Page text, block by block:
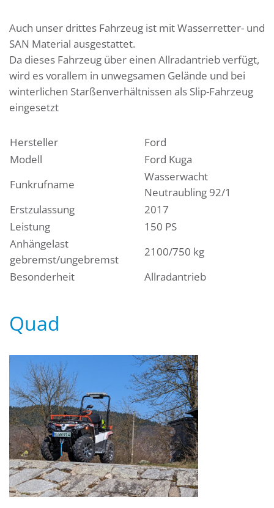
Auch unser drittes Fahrzeug ist mit Wasserretter- und
SAN Material ausgestattet.
Da dieses Fahrzeug über einen Allradantrieb verfügt,
wird es vorallem in unwegsamen Gelände und bei
winterlichen Starßenverhältnissen als Slip-Fahrzeug
eingesetzt
Hersteller
Ford
Modell
Ford Kuga
Funkrufname
Wasserwacht
Neutraubling 92/1
Erstzulassung
2017
Leistung
150 PS
Anhängelast
gebremst/ungebremst
2100/750 kg
Besonderheit
Allradantrieb
Quad